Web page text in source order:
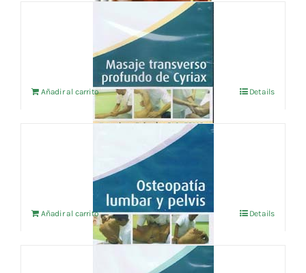
Masaje Transverso Profundo de Cyriax
Añadir al carrito Details
Osteopatía Lumbar y Pelvis
Añadir al carrito Details
Terapéutica Manual de la Columna